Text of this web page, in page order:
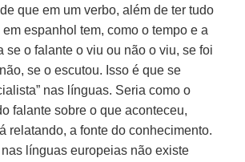
que em um verbo, além de ter tudo
espanhol tem, como o tempo e a
se o falante o viu ou não o viu, se foi
se o escutou. Isso é que se
nas línguas. Seria como o
falante sobre o que aconteceu,
relatando, a fonte do conhecimento.
nas línguas europeias não existe